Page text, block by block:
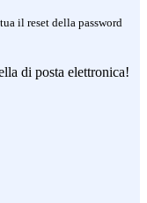
il reset della password
di posta elettronica!